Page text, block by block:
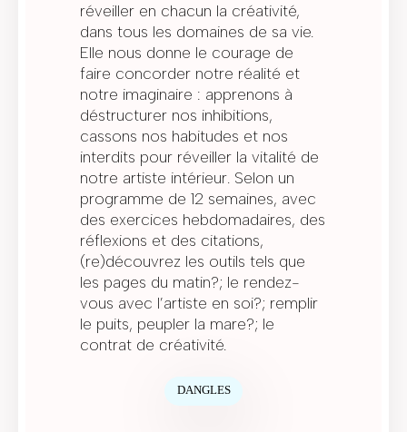
réveiller en chacun la créativité,
dans tous les domaines de sa vie.
Elle nous donne le courage de
faire concorder notre réalité et
notre imaginaire : apprenons à
déstructurer nos inhibitions,
cassons nos habitudes et nos
interdits pour réveiller la vitalité de
notre artiste intérieur. Selon un
programme de 12 semaines, avec
des exercices hebdomadaires, des
réflexions et des citations,
(re)découvrez les outils tels que
les pages du matin?; le rendez-
vous avec l’artiste en soi?; remplir
le puits, peupler la mare?; le
contrat de créativité.
DANGLES